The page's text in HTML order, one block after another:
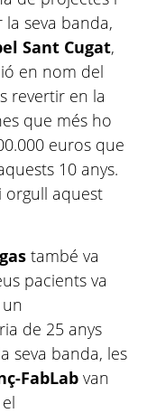
seva banda,
Sant Cugat,
en nom del
revertir en la
que més ho
euros que
10 anys.
aquest
també va
pacients va
de 25 anys
seva banda, les
FabLab van